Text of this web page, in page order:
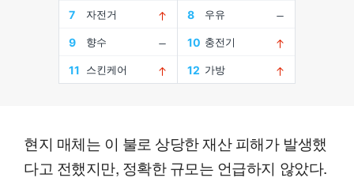
현지 매체는 이 불로 상당한 재산 피해가 발생했
다고 전했지만, 정확한 규모는 언급하지 않았다.